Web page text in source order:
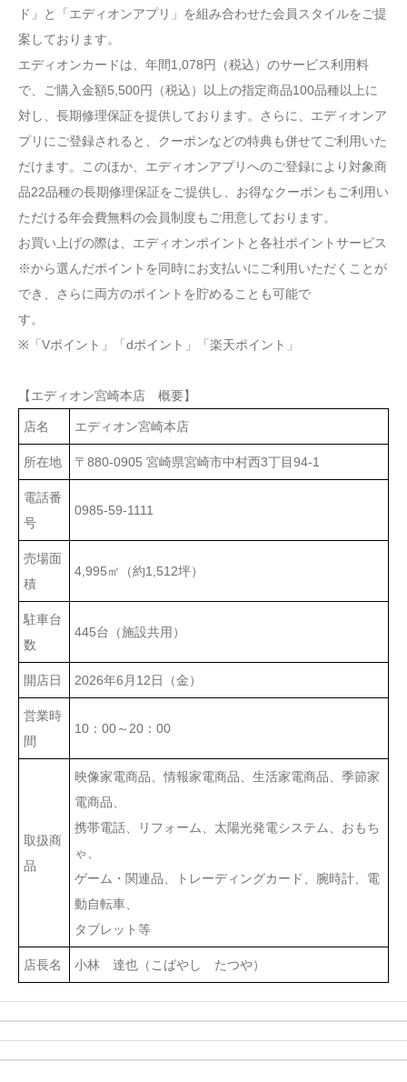
ド」と「エディオンアプリ」を組み合わせた会員スタイルをご提
案しております。
エディオンカードは、年間1,078円（税込）のサービス利用料
で、ご購入金額5,500円（税込）以上の指定商品100品種以上に
対し、長期修理保証を提供しております。さらに、エディオンア
プリにご登録されると、クーポンなどの特典も併せてご利用いた
だけます。このほか、エディオンアプリへのご登録により対象商
品22品種の長期修理保証をご提供し、お得なクーポンもご利用い
ただける年会費無料の会員制度もご用意しております。
お買い上げの際は、エディオンポイントと各社ポイントサービス
※から選んだポイントを同時にお支払いにご利用いただくことが
でき、さらに両方のポイントを貯めることも可能で
す。
※「Vポイント」「dポイント」「楽天ポイント」
【エディオン宮崎本店 概要】
店名 エディオン宮崎本店
所在地 〒880-0905 宮崎県宮崎市中村西3丁目94-1
電話番
号
0985-59-1111
売場面
積
4,995㎡（約1,512坪）
駐車台
数
445台（施設共用）
開店日 2026年6月12日（金）
営業時
間
10：00～20：00
取扱商
品
映像家電商品、情報家電商品、生活家電商品、季節家
電商品、
携帯電話、リフォーム、太陽光発電システム、おもち
ゃ、
ゲーム・関連品、トレーディングカード、腕時計、電
動自転車、
タブレット等
店長名 小林 達也（こばやし たつや）